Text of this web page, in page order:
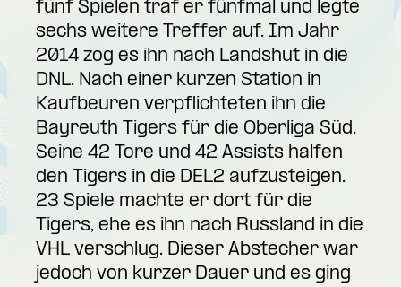
fünf Spielen traf er fünfmal und legte
sechs weitere Treffer auf. Im Jahr
2014 zog es ihn nach Landshut in die
DNL. Nach einer kurzen Station in
Kaufbeuren verpflichteten ihn die
Bayreuth Tigers für die Oberliga Süd.
Seine 42 Tore und 42 Assists halfen
den Tigers in die DEL2 aufzusteigen.
23 Spiele machte er dort für die
Tigers, ehe es ihn nach Russland in die
VHL verschlug. Dieser Abstecher war
jedoch von kurzer Dauer und es ging